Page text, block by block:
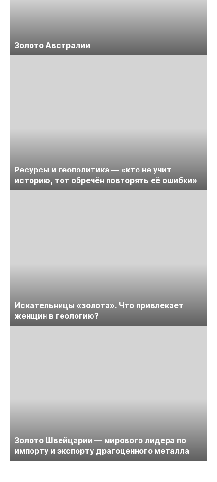
Золото Австралии
Ресурсы и геополитика — «кто не учит
историю, тот обречён повторять её ошибки»
Искательницы «золота». Что привлекает
женщин в геологию?
Золото Швейцарии — мирового лидера по
импорту и экспорту драгоценного металла